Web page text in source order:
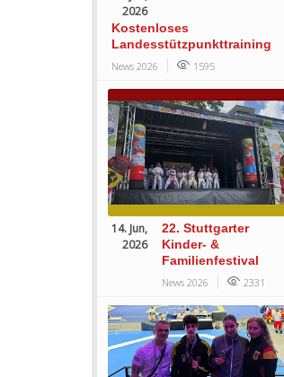
2026
Kostenloses
Landesstützpunkttraining
News 2026 1595
14. Jun,
2026
22. Stuttgarter
Kinder- &
Familienfestival
News 2026 2331